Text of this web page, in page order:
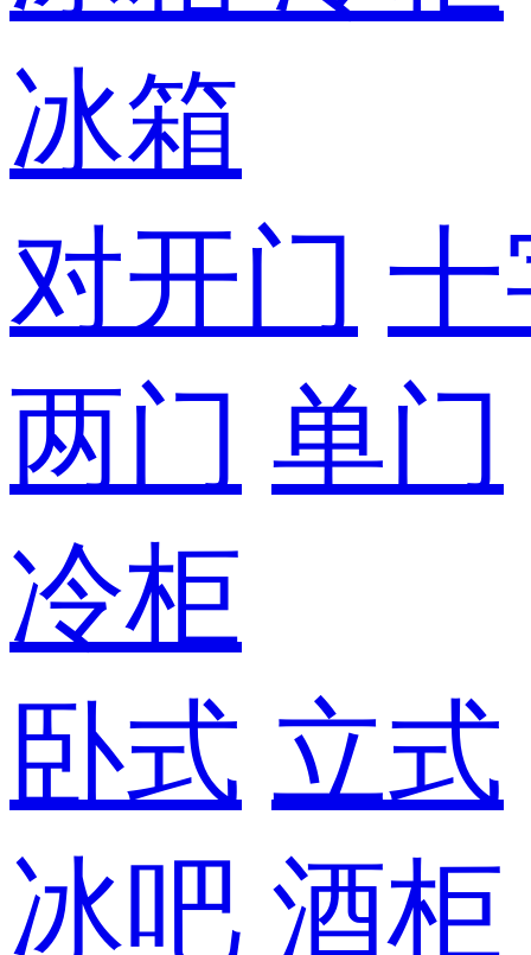
冰箱
对开门
两门 单门
冷柜
卧式 立式
冰吧 酒柜